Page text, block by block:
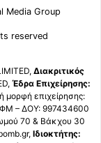
Media Group
reserved
Διακριτικός
Έδρα Επιχείρησης:
επιχείρησης:
– ΔΟΥ: 997434600
70 & Βάκχου 30
Ιδιοκτήτης: